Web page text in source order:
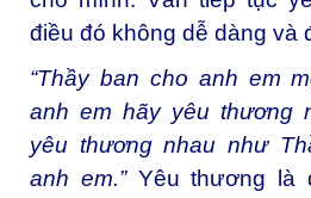
điều đó không dễ dàng và
“Thầy ban cho anh em
anh em hãy yêu thương
yêu thương nhau như
anh em.”Yêu thương là